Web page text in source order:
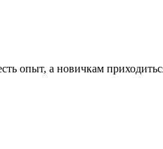
опыт, а новичкам